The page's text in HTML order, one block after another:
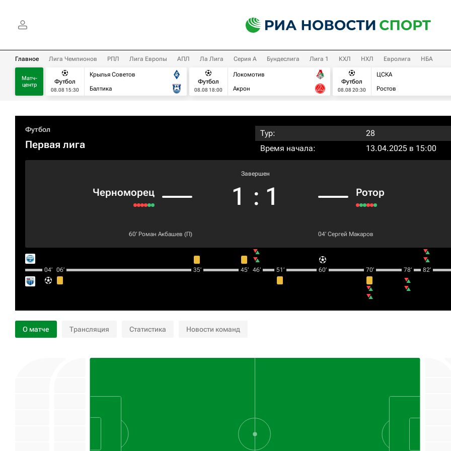
Главное Лига Чемпионов РПЛ Лига Европы АПЛ Ла Лига Серия А Бундеслига Лига 1 КХЛ НХЛ Евролига НБА
Матч-
центр
Футбол
08.08 15:30
Крылья Советов
Балтика
Футбол
08.08 18:00
Локомотив
Акрон
Футбол
08.08 20:30
ЦСКА
Ростов
Футбол
Первая лига
Тур:
28
Время начала:
13.04.2025 в 15:00
Черноморец
Завершен
1 : 1 Ротор
60‎’‎ Роман Акбашев (П) 04‎’‎ Сергей Макаров
04‎’‎ 06‎’‎ 35‎’‎ 45‎’‎ 46‎’‎ 51‎’‎ 60‎’‎ 70‎’‎ 78‎’‎ 82‎’‎
О матче Трансляция Статистика Новости команд